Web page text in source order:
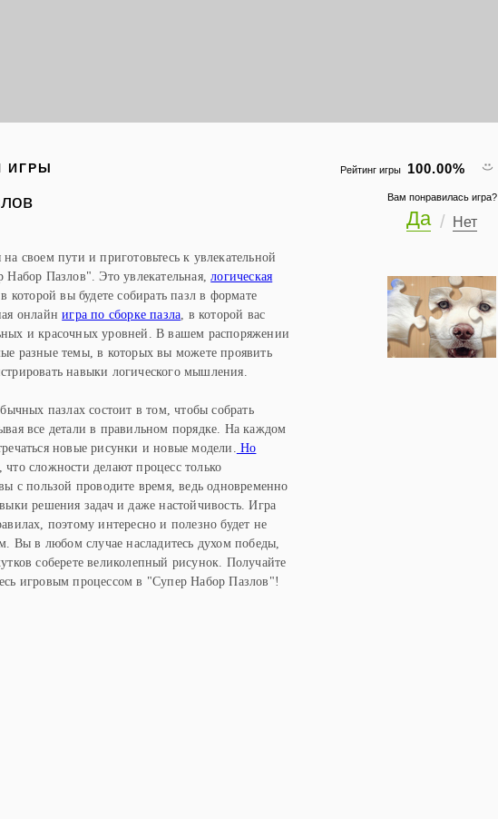
Рейтинг игры 100.00%
Вам понравилась игра?
Да Нет
ИГРЫ
своем пути и приготовьтесь к увлекательной
Пазлов". Это увлекательная,логическая
которой вы будете собирать пазл в формате
онлайнигра по сборке пазла , в которой вас
и красочных уровней. В вашем распоряжении
разные темы, в которых вы можете проявить
навыки логического мышления.
пазлах состоит в том, чтобы собрать
все детали в правильном порядке. На каждом
новые рисунки и новые модели.
Но
сложности делают процесс только
с пользой проводите время, ведь одновременно
решения задач и даже настойчивость. Игра
поэтому интересно и полезно будет не
Вы в любом случае насладитесь духом победы,
соберете великолепный рисунок. Получайте
игровым процессом в "Супер Набор Пазлов"!